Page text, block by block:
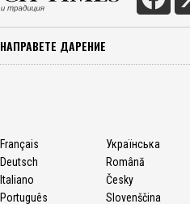
НАПРАВЕТЕ ДАРЕНИЕ
Français
Deutsch
Italiano
Português
Українська
Română
Česky
Slovenščina